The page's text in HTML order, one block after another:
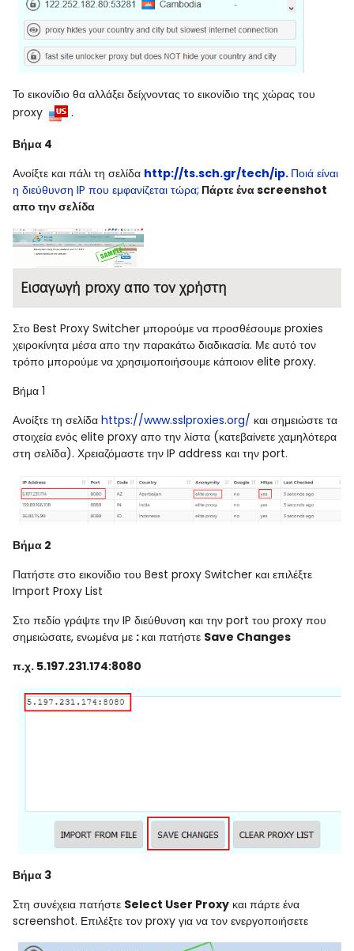
Το εικονίδιο θα αλλάξει δείχνοντας το εικονίδιο της χώρας του
proxy
.
Βήμα 4
Ανοίξτε και πάλι τη σελίδα http://ts.sch.gr/tech/ip. Ποιά είναι
η διεύθυνση IP που εμφανίζεται τώρα; Πάρτε ένα screenshot
απο την σελίδα
Εισαγωγή proxy απο τον χρήστη
Στο Best Proxy Switcher μπορούμε να προσθέσουμε proxies
χειροκίνητα μέσα απο την παρακάτω διαδικασία. Με αυτό τον
τρόπο μπορούμε να χρησιμοποιήσουμε κάποιον elite proxy.
Βήμα 1
Ανοίξτε τη σελίδα https://www.sslproxies.org/ και σημειώστε τα
στοιχεία ενός elite proxy απο την λίστα (κατεβαίνετε χαμηλότερα
στη σελίδα). Χρειαζόμαστε την IP address και την port.
Βήμα 2
Πατήστε στο εικονίδιο του Best proxy Switcher και επιλέξτε
Import Proxy List
Στο πεδίο γράψτε την IP διεύθυνση και την port του proxy που
σημειώσατε, ενωμένα με : και πατήστε Save Changes
π.χ. 5.197.231.174:8080
Βήμα 3
Στη συνέχεια πατήστε Select User Proxy και πάρτε ένα
screenshot. Επιλέξτε τον proxy για να τον ενεργοποιήσετε